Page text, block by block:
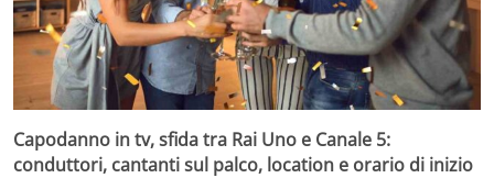
Capodanno in tv, sfida tra Rai Uno e Canale 5:
conduttori, cantanti sul palco, location e orario di inizio